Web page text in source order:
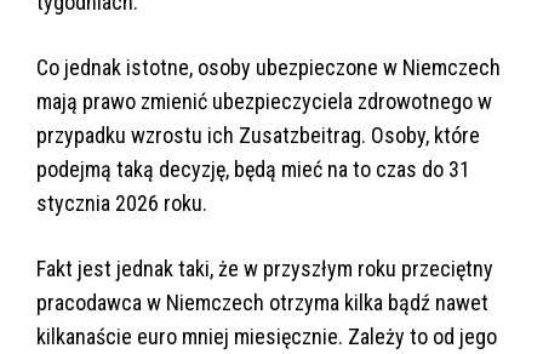
Co jednak istotne, osoby ubezpieczone w Niemczech
mają prawo zmienić ubezpieczyciela zdrowotnego w
przypadku wzrostu ich Zusatzbeitrag. Osoby, które
podejmą taką decyzję, będą mieć na to czas do 31
stycznia 2026 roku.
Fakt jest jednak taki, że w przyszłym roku przeciętny
pracodawca w Niemczech otrzyma kilka bądź nawet
kilkanaście euro mniej miesięcznie. Zależy to od jego